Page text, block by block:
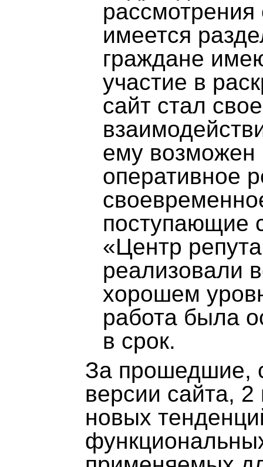
имеется
граждане
участие в
сайт стал
ему возможен
оперативное
поступающие
«Центр
реализовали
хорошем
работа была
в срок.
За прошедшие,
версии сайта,
новых